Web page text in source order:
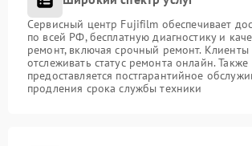
Сервисный центр Fujifilm обеспечивает
по всей РФ, бесплатную диагностику и
ремонт, включая срочный ремонт. Клиенты
отслеживать статус ремонта онлайн. Также
предоставляется постгарантийное
продления срока службы техники